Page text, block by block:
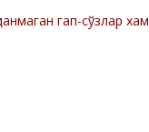
гап-сўзлар хам